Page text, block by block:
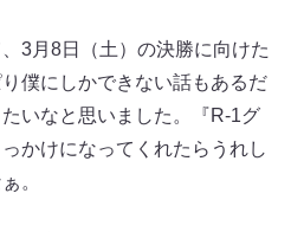
3月8日（土）の決勝に向けた
僕にしかできない話もあるだ
いなと思いました。『R-1グ
かけになってくれたらうれし
。